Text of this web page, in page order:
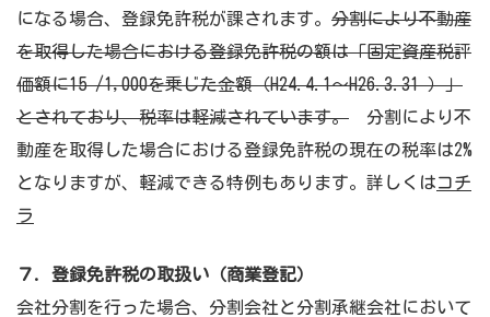
になる場合、登録免許税が課されます。 分割により不動産
を取得した場合における登録免許税の額は「固定資産税評
価額に15 /1,000を乗じた金額（H24.4.1〜H26.3.31 ）」
とされており、税率は軽減されています。 分割により不
動産を取得した場合における登録免許税の現在の税率は2%
となりますが、 軽減できる特例もあります。詳しくはコチ
ラ
７. 登録免許税の取扱い（商業登記）
会社分割を行った場合、分割会社と分割承継会社において